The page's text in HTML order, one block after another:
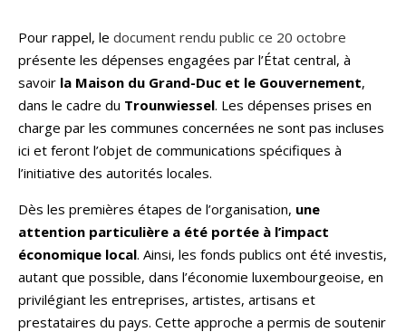
Pour rappel, le document rendu public ce 20 octobre
présente les dépenses engagées par l’État central, à
savoir la Maison du Grand-Duc et le Gouvernement,
dans le cadre du Trounwiessel. Les dépenses prises en
charge par les communes concernées ne sont pas incluses
ici et feront l’objet de communications spécifiques à
l’initiative des autorités locales.
Dès les premières étapes de l’organisation, une
attention particulière a été portée à l’impact
économique local. Ainsi, les fonds publics ont été investis,
autant que possible, dans l’économie luxembourgeoise, en
privilégiant les entreprises, artistes, artisans et
prestataires du pays. Cette approche a permis de soutenir